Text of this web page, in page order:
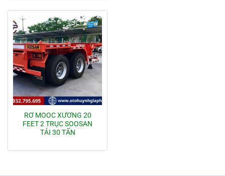
RƠ MOOC XƯƠNG 20
FEET 2 TRỤC SOOSAN
TẢI 30 TẤN